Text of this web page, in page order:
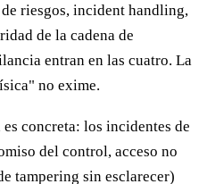
riesgos, incident handling,
de la cadena de
entran en las cuatro. La
no exime.
concreta: los incidentes de
del control, acceso no
tampering sin esclarecer)